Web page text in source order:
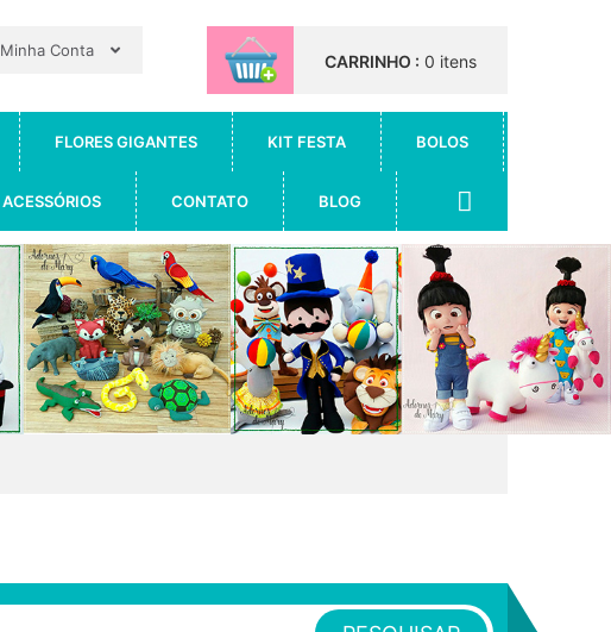
CARRINHO : 0 itens
Minha Conta
FLORES GIGANTES KIT FESTA BOLOS
ACESSÓRIOS CONTATO BLOG